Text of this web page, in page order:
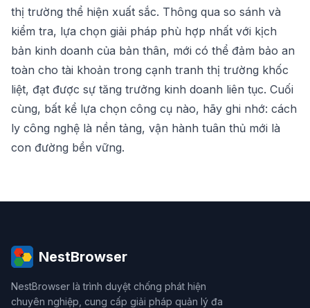
thị trường thể hiện xuất sắc. Thông qua so sánh và
kiểm tra, lựa chọn giải pháp phù hợp nhất với kịch
bản kinh doanh của bản thân, mới có thể đảm bảo an
toàn cho tài khoản trong cạnh tranh thị trường khốc
liệt, đạt được sự tăng trưởng kinh doanh liên tục. Cuối
cùng, bất kể lựa chọn công cụ nào, hãy ghi nhớ: cách
ly công nghệ là nền tảng, vận hành tuân thủ mới là
con đường bền vững.
NestBrowser
NestBrowser là trình duyệt chống phát hiện
chuyên nghiệp, cung cấp giải pháp quản lý đa